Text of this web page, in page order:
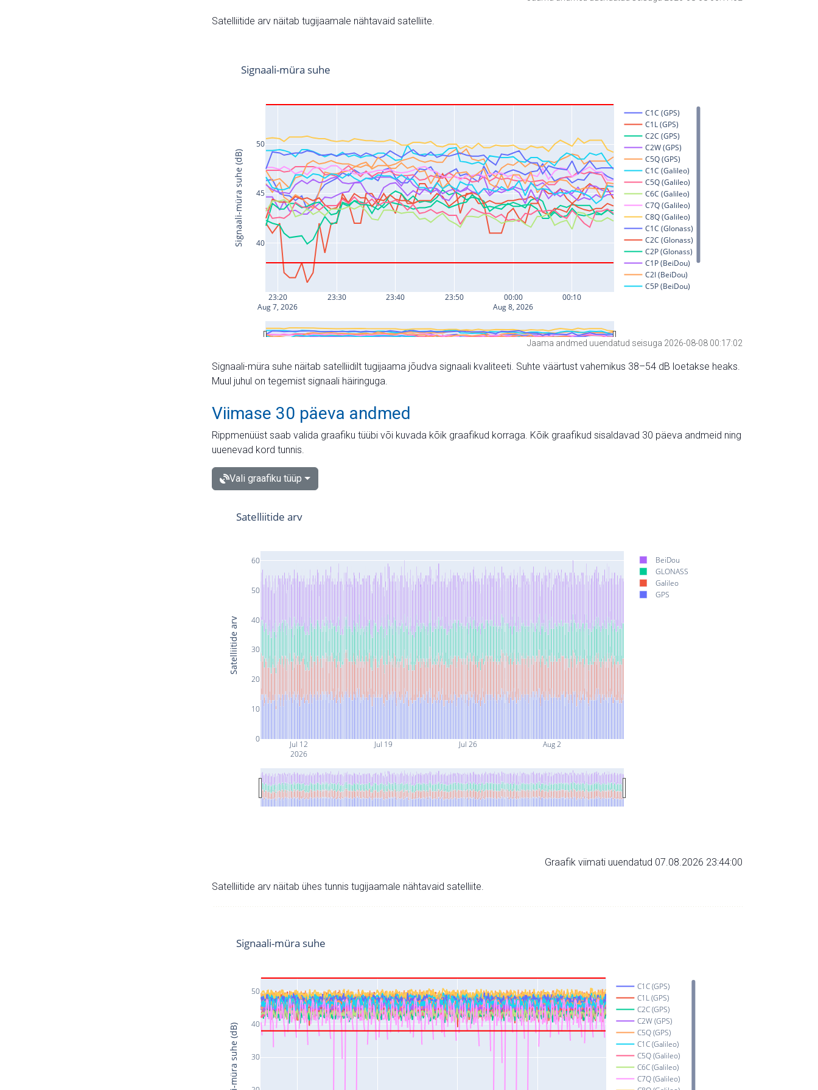
Satelliitide arv näitab tugijaamale nähtavaid satelliite.
Jaama andmed uuendatud seisuga 2026-08-08 00:17:02
Signaali-müra suhe näitab satelliidilt tugijaama jõudva signaali kvaliteeti. Suhte väärtust vahemikus 38–54 dB loetakse heaks.
Muul juhul on tegemist signaali häiringuga.
Viimase 30 päeva andmed
Rippmenüüst saab valida graafiku tüübi või kuvada kõik graafikud korraga. Kõik graafikud sisaldavad 30 päeva andmeid ning
uuenevad kord tunnis.
Vali graafiku tüüp
Jul 12
2026
Jul 19 Jul 26 Aug 2
0
10
20
30
40
50
60
BeiDou
GLONASS
Galileo
GPS
Satelliitide arv
Satelliitide arv
Graafik viimati uuendatud 07.08.2026 23:44:00
Satelliitide arv näitab ühes tunnis tugijaamale nähtavaid satelliite.
30
40
50
C1C (GPS)
C1L (GPS)
C2C (GPS)
C2W (GPS)
C5Q (GPS)
C1C (Galileo)
C5Q (Galileo)
C6C (Galileo)
C7Q (Galileo)
Signaali-müra suhe